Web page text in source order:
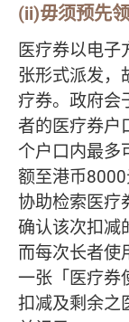
(ii)毋须预先
医疗券以电子
张形式派发，
疗券。政府会
者的医疗券户
个户口内最多
额至港币
协助检索医疗
确认该次扣减
而每次长者使
一张「医疗券
扣减及剩余之